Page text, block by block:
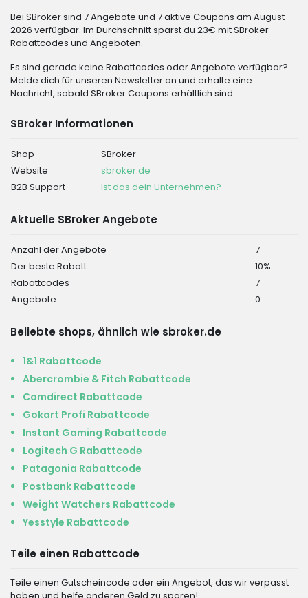
Bei SBroker sind 7 Angebote und 7 aktive Coupons am August
2026 verfügbar. Im Durchschnitt sparst du 23€ mit SBroker
Rabattcodes und Angeboten.
Es sind gerade keine Rabattcodes oder Angebote verfügbar?
Melde dich für unseren Newsletter an und erhalte eine
Nachricht, sobald SBroker Coupons erhältlich sind.
SBroker Informationen
Shop
SBroker
Website
sbroker.de
B2B Support
Ist das dein Unternehmen?
Aktuelle SBroker Angebote
Anzahl der Angebote
7
Der beste Rabatt
10%
Rabattcodes
7
Angebote
0
Beliebte shops, ähnlich wie sbroker.de
1&1 Rabattcode
Abercrombie & Fitch Rabattcode
Comdirect Rabattcode
Gokart Profi Rabattcode
Instant Gaming Rabattcode
Logitech G Rabattcode
Patagonia Rabattcode
Postbank Rabattcode
Weight Watchers Rabattcode
Yesstyle Rabattcode
Teile einen Rabattcode
Teile einen Gutscheincode oder ein Angebot, das wir verpasst